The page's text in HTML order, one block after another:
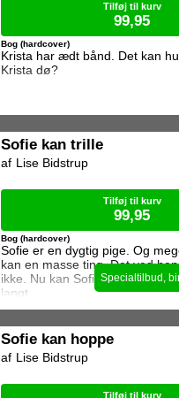
Krista har ædt bånd. Det kan
Krista dø?
Bog (hardcover)
Tilføj til kurv
99,95
Sofie kan trille
Sofie er en dygtig pige. Og
kan en masse ting. Det ved
ikke. Nu kan Sofie trille. Hun
langt.
Bog (hardcover)
Lise Bidstrup
Tilføj til kurv
99,95
Sofie kan hoppe
Lise Bidstrup
Tilføj til kurv